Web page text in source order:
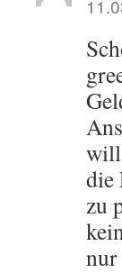
die
zu